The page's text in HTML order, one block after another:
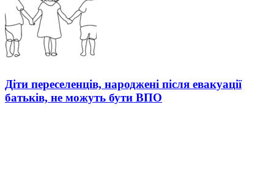
Діти переселенців, народжені після евакуації
батьків, не можуть бути ВПО